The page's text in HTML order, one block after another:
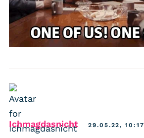
Ichmagdasnichtsays:29.05.22, 10:17